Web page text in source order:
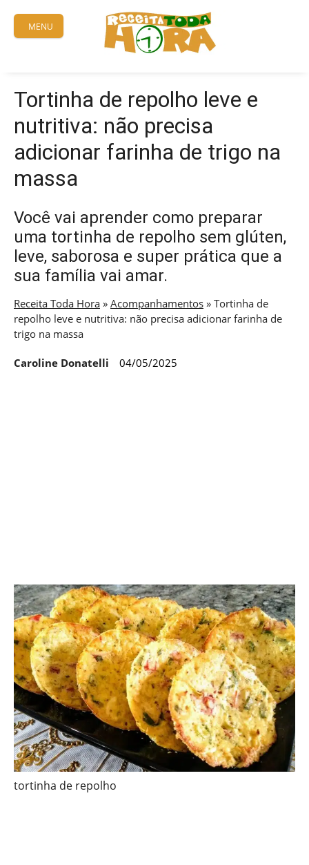
content
MENU
Tortinha de repolho leve e
nutritiva: não precisa
adicionar farinha de trigo na
massa
Você vai aprender como preparar
uma tortinha de repolho sem glúten,
leve, saborosa e super prática que a
sua família vai amar.
Receita Toda Hora » Acompanhamentos » Tortinha de
repolho leve e nutritiva: não precisa adicionar farinha de
trigo na massa
Caroline Donatelli 04/05/2025
tortinha de repolho